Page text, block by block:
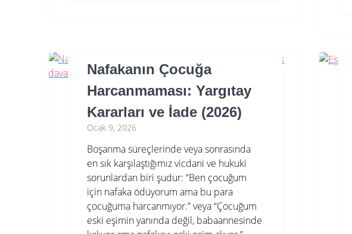
Nafakanın Çocuğa
Harcanmaması: Yargıtay
Kararları ve İade (2026)
Ocak 9, 2026
Boşanma süreçlerinde veya sonrasında
en sık karşılaştığımız vicdani ve hukuki
sorunlardan biri şudur: “Ben çocuğum
için nafaka ödüyorum ama bu para
çocuğuma harcanmıyor.” veya “Çocuğum
eski eşimin yanında değil, babaannesinde